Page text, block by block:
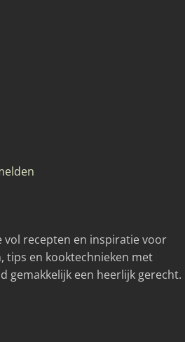
vol recepten en inspiratie voor
tips en kooktechnieken met
gemakkelijk een heerlijk gerecht.